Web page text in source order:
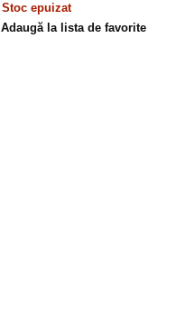
Stoc epuizat
Adaugă la lista de favorite